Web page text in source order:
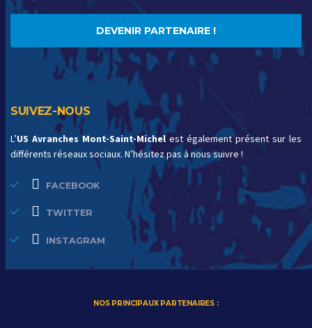
DEVENIR PARTENAIRE !
SUIVEZ-NOUS
L’US Avranches Mont-Saint-Michel est également présent sur les
différents réseaux sociaux. N’hésitez pas à nous suivre !
FACEBOOK
TWITTER
INSTAGRAM
NOS PRINCIPAUX PARTENAIRES :